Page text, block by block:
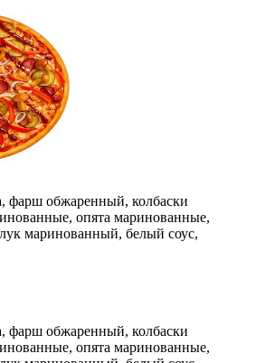
фарш обжаренный, колбаски
опята маринованные,
маринованный, белый соус,
фарш обжаренный, колбаски
опята маринованные,